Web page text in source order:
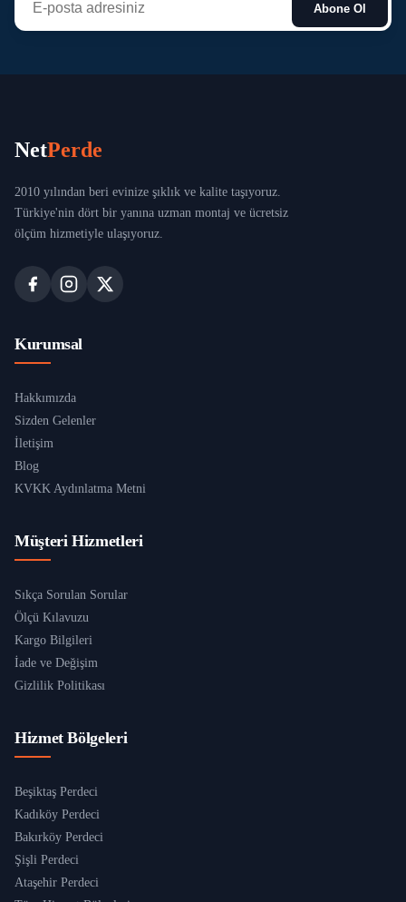
Abone Ol
NetPerde
2010 yılından beri evinize şıklık ve kalite taşıyoruz.
Türkiye'nin dört bir yanına uzman montaj ve ücretsiz
ölçüm hizmetiyle ulaşıyoruz.
Kurumsal
Hakkımızda
Sizden Gelenler
İletişim
Blog
KVKK Aydınlatma Metni
Müşteri Hizmetleri
Sıkça Sorulan Sorular
Ölçü Kılavuzu
Kargo Bilgileri
İade ve Değişim
Gizlilik Politikası
Hizmet Bölgeleri
Beşiktaş Perdeci
Kadıköy Perdeci
Bakırköy Perdeci
Şişli Perdeci
Ataşehir Perdeci